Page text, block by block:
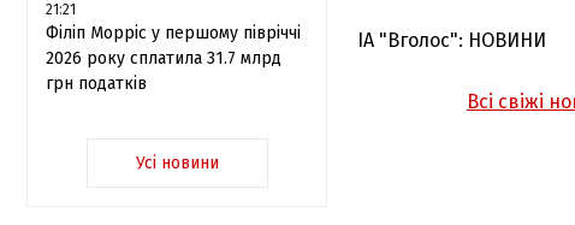
21:21
Філіп Морріс у першому півріччі
2026 року сплатила 31.7 млрд
грн податків
Усі новини
ІА "Вголос": НОВИНИ
Всі свіжі